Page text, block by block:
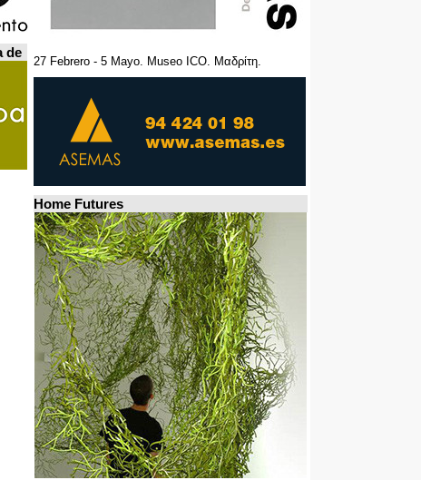
de
27 Febrero - 5 Mayo. Museo ICO. Μαδρίτη.
Home Futures